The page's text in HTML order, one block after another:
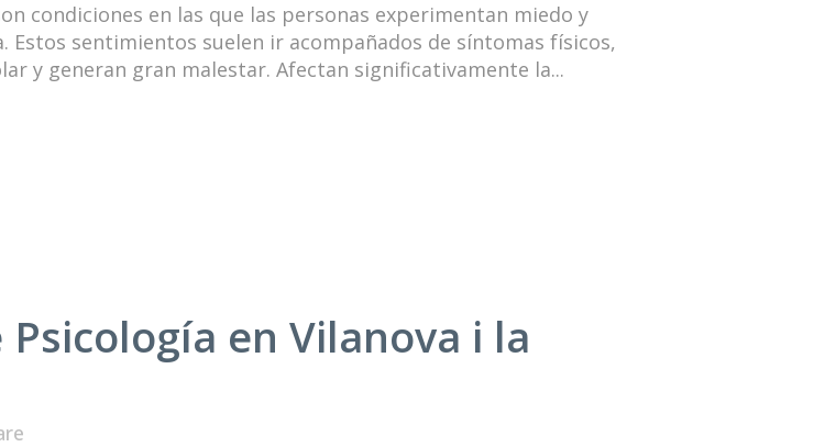
condiciones en las que las personas experimentan miedo y
sentimientos suelen ir acompañados de síntomas físicos,
y generan gran malestar. Afectan significativamente la...
en Vilanova i la